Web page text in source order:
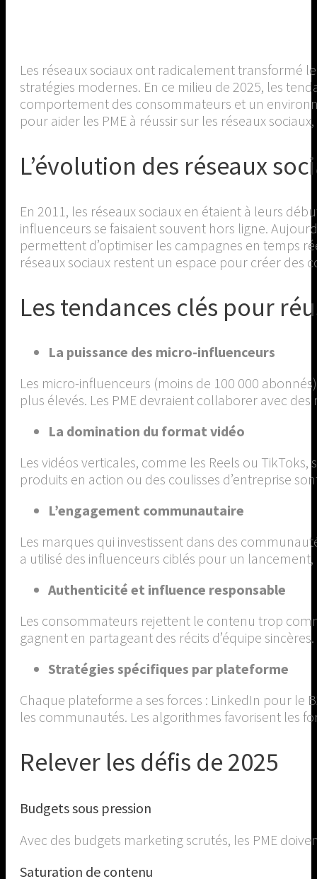
Les réseaux sociaux ont radicalement transformé
stratégies modernes. En ce milieu de 2025, les
comportement des consommateurs et un
pour aider les PME à réussir sur les réseaux
L’évolution des réseaux
En 2011, les réseaux sociaux en étaient à leurs
influenceurs se faisaient souvent hors ligne.
permettent d’optimiser les campagnes en temps
réseaux sociaux restent un espace pour créer
Les tendances clés pour
La puissance des micro-influenceurs
Les micro-influenceurs (moins de 100 000
plus élevés. Les PME devraient collaborer avec
La domination du format vidéo
Les vidéos verticales, comme les Reels ou
produits en action ou des coulisses d’entreprise
L’engagement communautaire
Les marques qui investissent dans des
a utilisé des influenceurs ciblés pour un
Authenticité et influence responsable
Les consommateurs rejettent le contenu trop
gagnent en partageant des récits d’équipe sincères.
Stratégies spécifiques par plateforme
Chaque plateforme a ses forces : LinkedIn pour
les communautés. Les algorithmes favorisent les
Relever les défis de 2025
Budgets sous pression
Avec des budgets marketing scrutés, les PME
Saturation de contenu